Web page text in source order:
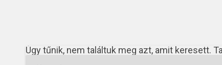
Úgy tűnik, nem találtuk meg azt, amit keresett.